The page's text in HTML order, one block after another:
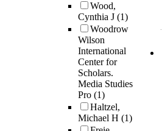
Wood,
Cynthia J (1)
Woodrow
Wilson
International
Center for
Scholars.
Media Studies
Pro (1)
Haltzel,
Michael H (1)